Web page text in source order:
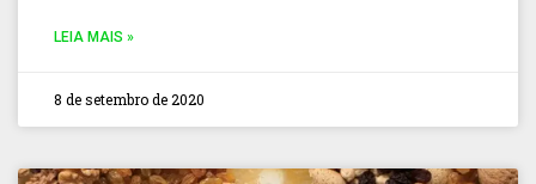
LEIA MAIS »
8 de setembro de 2020